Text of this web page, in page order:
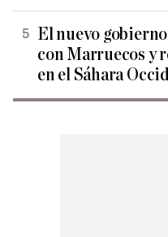
El nuevo
con Marruecos y
en el Sáhara